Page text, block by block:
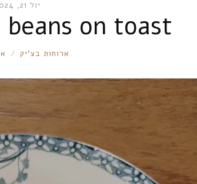
יול 21, 2024
on toast
RONNIE
ארוחות בצ'יק